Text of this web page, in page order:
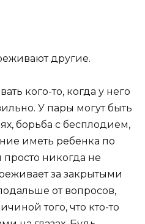
другие.
кого-то, когда у него
У пары могут быть
борьба с бесплодием,
иметь ребенка по
никогда не
за закрытыми
от вопросов,
того, что кто-то